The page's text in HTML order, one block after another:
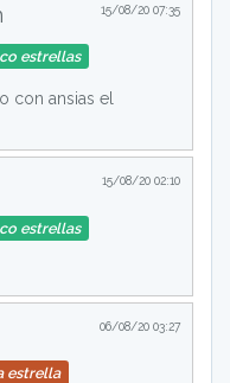
15/08/20 07:35
estrellas
con ansias el
15/08/20 02:10
estrellas
06/08/20 03:27
estrella